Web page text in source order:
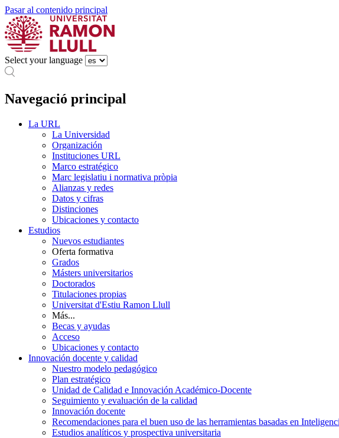
Pasar al contenido principal
Select your language
Navegació principal
La URL
La Universidad
Organización
Instituciones URL
Marco estratégico
Marc legislatiu i normativa pròpia
Alianzas y redes
Datos y cifras
Distinciones
Ubicaciones y contacto
Estudios
Nuevos estudiantes
Oferta formativa
Grados
Másters universitarios
Doctorados
Titulaciones propias
Universitat d'Estiu Ramon Llull
Más...
Becas y ayudas
Acceso
Ubicaciones y contacto
Innovación docente y calidad
Nuestro modelo pedagógico
Plan estratégico
Unidad de Calidad e Innovación Académico-Docente
Seguimiento y evaluación de la calidad
Innovación docente
Recomendaciones para el buen uso de las herramientas basadas en
Estudios analíticos y prospectiva universitaria